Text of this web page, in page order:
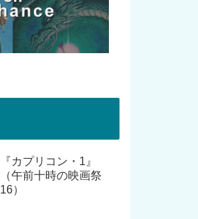
『カプリコン・1』
（午前十時の映画祭
16）